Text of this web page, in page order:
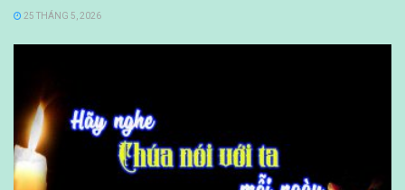
25 THÁNG 5, 2026